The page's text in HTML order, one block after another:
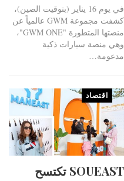
في يوم 16 يناير (بتوقيت الصين)،
كشفت مجموعة GWM عالمياً عن
منصتها المتطورة "GWM ONE"،
وهي منصة سيارات ذكية
مدعومة…
اقتصاد
SOUEAST تكتسح